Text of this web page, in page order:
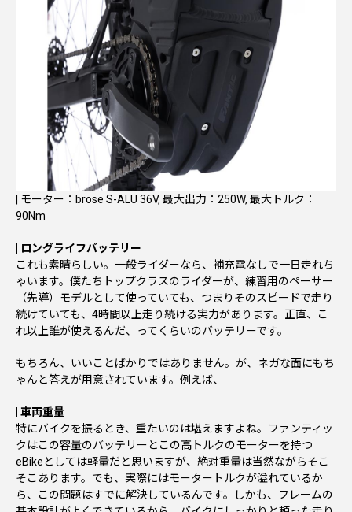
| モーター：brose S-ALU 36V, 最大出力：250W, 最大トルク：
90Nm
| ロングライフバッテリー
これも素晴らしい。一般ライダーなら、補充電なしで一日走れち
ゃいます。僕たちトップクラスのライダーが、練習用のペーサー
（先導）モデルとして使っていても、つまりそのスピードで走り
続けていても、4時間以上走り続ける実力があります。正直、こ
れ以上誰が使えるんだ、ってくらいのバッテリーです。
もちろん、いいことばかりではありません。が、ネガな面にもち
ゃんと答えが用意されています。例えば、
| 車両重量
特にバイクを振るとき、重たいのは堪えますよね。ファンティッ
クはこの容量のバッテリーとこの高トルクのモーターを持つ
eBikeとしては軽量だと思いますが、絶対重量は当然ながらそこ
そこあります。でも、実際にはモータートルクが溢れているか
ら、この問題はすでに解決しているんです。しかも、フレームの